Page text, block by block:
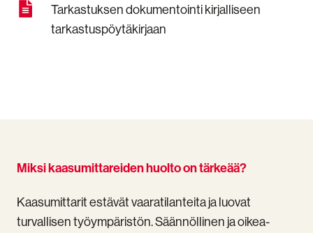
Tarkastuksen dokumentointi kirjalliseen
tarkastuspöytäkirjaan
Tarkastuksen
dokumentointi
kirjalliseen
Miksi kaasumittareiden huolto on tärkeää?
Kaasumittarit estävät vaaratilanteita ja luovat
turvallisen työympäristön. Säännöllinen ja oikea-